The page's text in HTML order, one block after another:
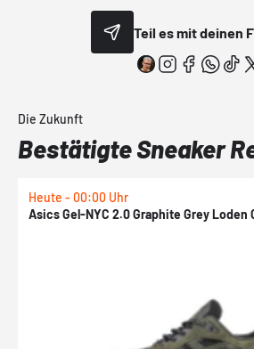
Teil es mit deinen
Die Zukunft
Bestätigte Sneaker
Heute - 00:00 Uhr
Asics Gel-NYC 2.0 Graphite Grey Loden